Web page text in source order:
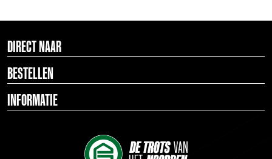
DIRECT NAAR
BESTELLEN
INFORMATIE